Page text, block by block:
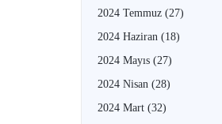
2024 Temmuz (27)
2024 Haziran (18)
2024 Mayıs (27)
2024 Nisan (28)
2024 Mart (32)